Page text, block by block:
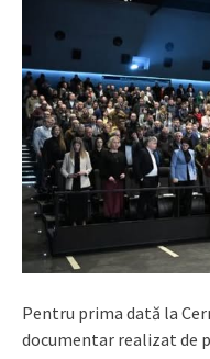
Pentru prima dată la
documentar realizat de